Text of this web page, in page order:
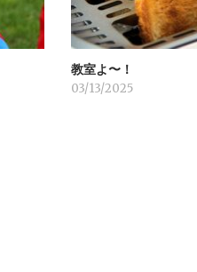
教室よ〜！
03/13/2025